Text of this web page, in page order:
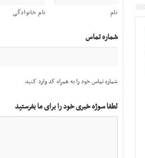
نام نام خانوادگی
شماره تماس
شماره تماس خود را به همراه کد وارد کنید
لطفا سوژه خبری خود را برای ما بفرستید